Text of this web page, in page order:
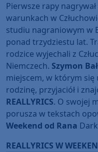
Pierwsze rapy
warunkach w
studiu nagraniowym w
ponad trzydziestu lat.
rodzice wyjechali z
Niemczech. Szymon
miejscem, w którym się
rodzinę, przyjaciół i
REALLYRICS. O swojej
porusza w tekstach
Weekend od Rana
REALLYRICS W